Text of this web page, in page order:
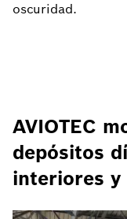
oscuridad.
AVIOTEC
depósitos
interiores